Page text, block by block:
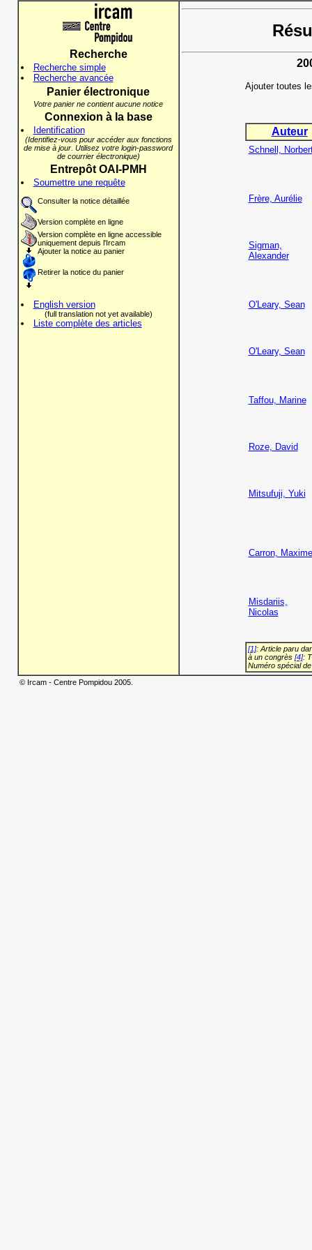
Recherche
Recherche simple
Recherche avancée
Panier électronique
Votre panier ne contient aucune notice
Connexion à la base
Identification
(Identifiez-vous pour accéder aux fonctions
de mise à jour. Utilisez votre login-password
de courrier électronique)
Entrepôt OAI-PMH
Soumettre une requête
Consulter la notice détaillée
Version complète en ligne
Version complète en ligne accessible
uniquement depuis l'Ircam
Ajouter la notice au panier
Retirer la notice du panier
English version
(full translation not yet available)
Liste complète des articles
Ajouter toutes
Auteur
Schnell,
Frère, Aurélie
Sigman,
Alexander
O'Leary, Sean
O'Leary, Sean
Taffou, Marine
Roze, David
Mitsufuji, Yuki
Carron, Maxime
Misdariis,
Nicolas
[1]: Article paru
à un congrès [4]:
Numéro spécial
© Ircam - Centre Pompidou 2005.